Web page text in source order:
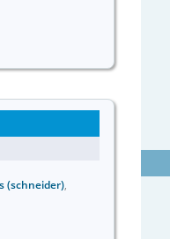
(schneider),